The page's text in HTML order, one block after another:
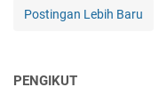
Postingan Lebih Baru
PENGIKUT